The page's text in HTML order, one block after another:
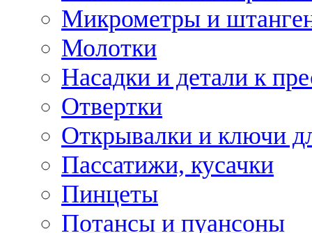
Микрометры и
Молотки
Насадки и детали к
Отвертки
Открывалки и ключи
Пассатижи, кусачки
Пинцеты
Потансы и пуансоны